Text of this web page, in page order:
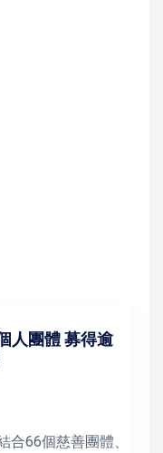
人團體 募得逾
66個慈善團體、